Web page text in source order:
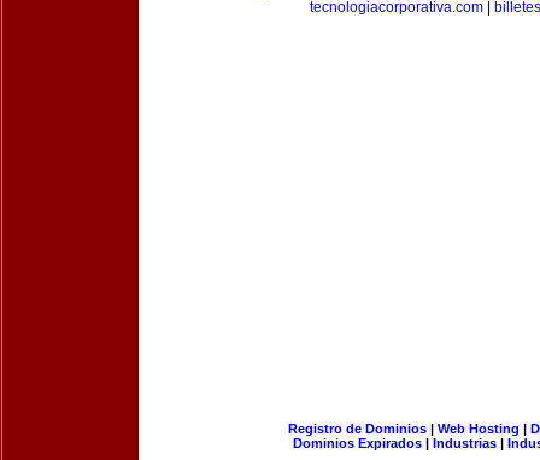
tecnologiacorporativa.com
Registro de Dominios| Web Hosting |
Dominios Expirados | Industrias |